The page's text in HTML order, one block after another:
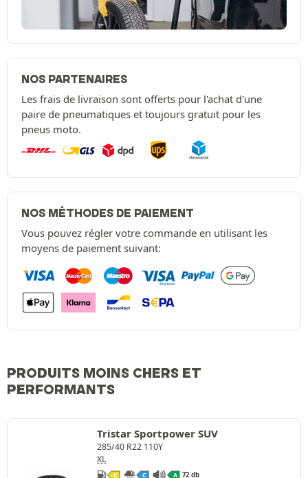
NOS PARTENAIRES
Les frais de livraison sont offerts pour l'achat d'une
paire de pneumatiques et toujours gratuit pour les
pneus moto.
NOS MÉTHODES DE PAIEMENT
Vous pouvez régler votre commande en utilisant les
moyens de paiement suivant:
PRODUITS MOINS CHERS ET
PERFORMANTS
Tristar Sportpower SUV
285/40 R22 110Y
XL
C C A 72 db